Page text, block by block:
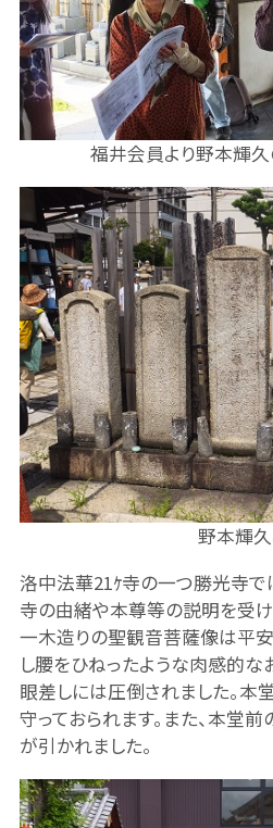
福井会員より野本輝
野本輝
洛中法華21ｹ寺の一つ勝光寺で
寺の由緒や本尊等の説明を受け
一木造りの聖観音菩薩像は平
し腰をひねったような肉感的な
眼差しには圧倒されました。
守っておられます。また、本堂
が引かれました。